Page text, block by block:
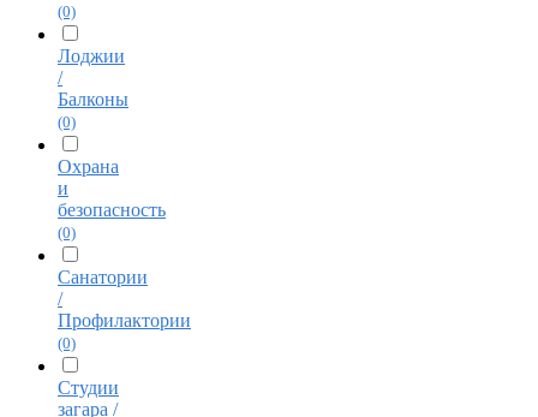
(0)
Лоджии
/
Балконы
(0)
Охрана
и
безопасность
(0)
Санатории
/
Профилактории
(0)
Студии
загара /